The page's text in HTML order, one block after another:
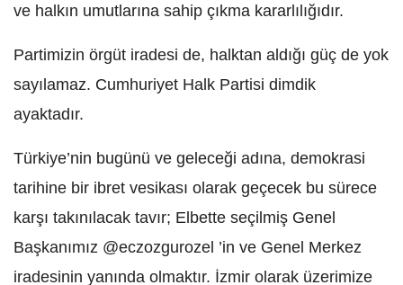
ve halkın umutlarına sahip çıkma kararlılığıdır.
Partimizin örgüt iradesi de, halktan aldığı güç de yok
sayılamaz. Cumhuriyet Halk Partisi dimdik
ayaktadır.
Türkiye’nin bugünü ve geleceği adına, demokrasi
tarihine bir ibret vesikası olarak geçecek bu sürece
karşı takınılacak tavır; Elbette seçilmiş Genel
Başkanımız @eczozgurozel ’in ve Genel Merkez
iradesinin yanında olmaktır. İzmir olarak üzerimize